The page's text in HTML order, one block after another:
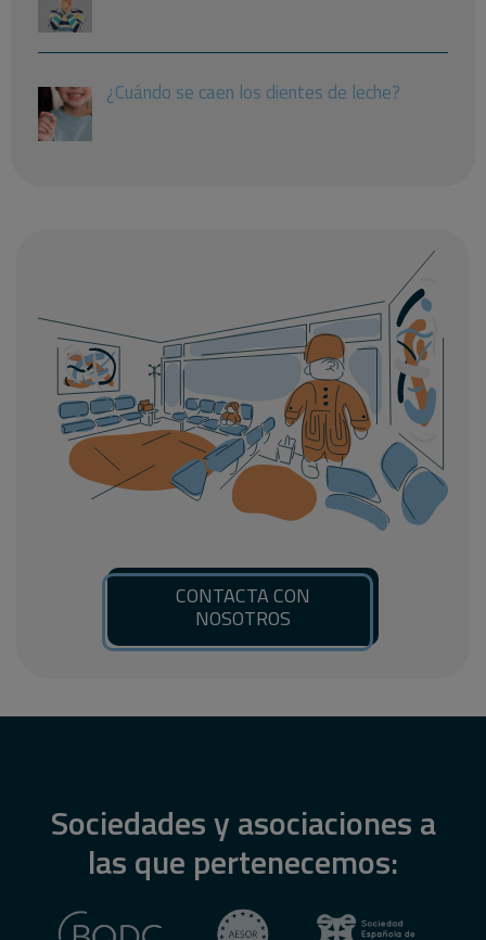
¿Cuándo se caen los dientes de leche?
CONTACTA CON
NOSOTROS
Sociedades y asociaciones a
las que pertenecemos: